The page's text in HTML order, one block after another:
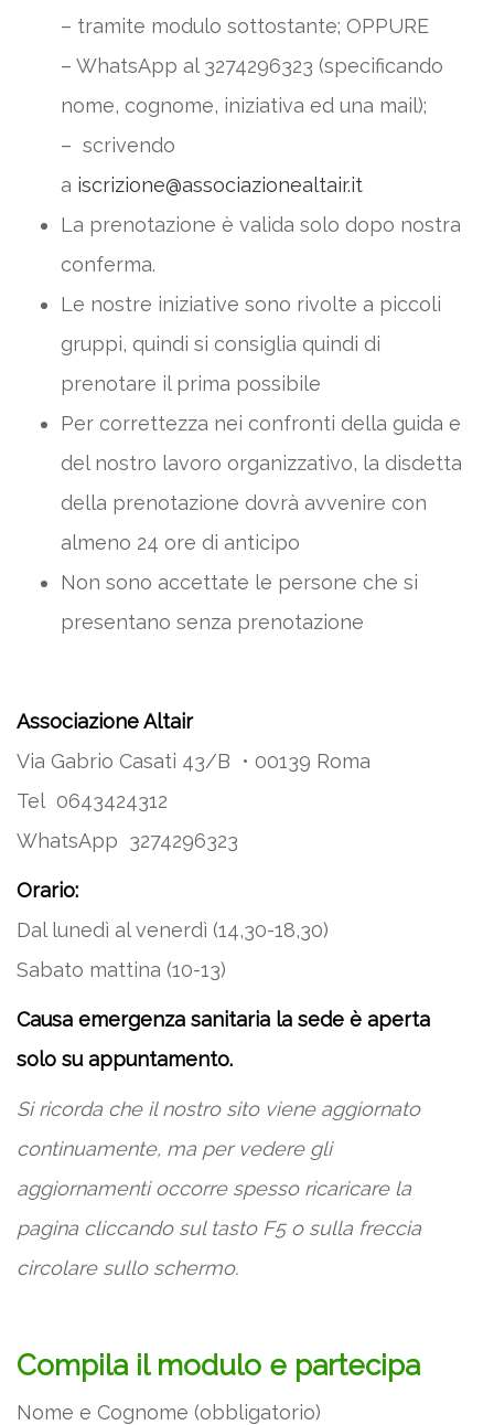
– tramite modulo sottostante; OPPURE
– WhatsApp al 3274296323 (specificando
nome, cognome, iniziativa ed una mail);
– scrivendo
a iscrizione@associazionealtair.it
La prenotazione è valida solo dopo nostra
conferma.
Le nostre iniziative sono rivolte a piccoli
gruppi, quindi si consiglia quindi di
prenotare il prima possibile
Per correttezza nei confronti della guida e
del nostro lavoro organizzativo, la disdetta
della prenotazione dovrà avvenire con
almeno 24 ore di anticipo
Non sono accettate le persone che si
presentano senza prenotazione
Associazione Altair
Via Gabrio Casati 43/B • 00139 Roma
Tel 0643424312
WhatsApp 3274296323
Orario:
Dal lunedì al venerdì (14,30-18,30)
Sabato mattina (10-13)
Causa emergenza sanitaria la sede è aperta
solo su appuntamento.
Si ricorda che il nostro sito viene aggiornato
continuamente, ma per vedere gli
aggiornamenti occorre spesso ricaricare la
pagina cliccando sul tasto F5 o sulla freccia
circolare sullo schermo.
Compila il modulo e partecipa
Nome e Cognome (obbligatorio)